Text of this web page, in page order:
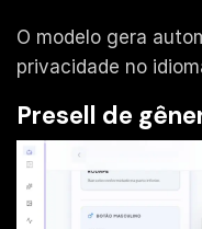
O modelo gera
privacidade no
Presell de